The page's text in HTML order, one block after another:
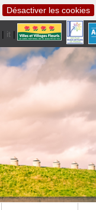
Désactiver les cookies
| it |nl